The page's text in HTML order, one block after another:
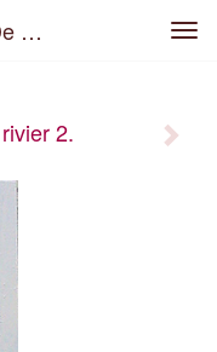
Anky Essink - Droomhuis Aan De Rivier 2.
2.